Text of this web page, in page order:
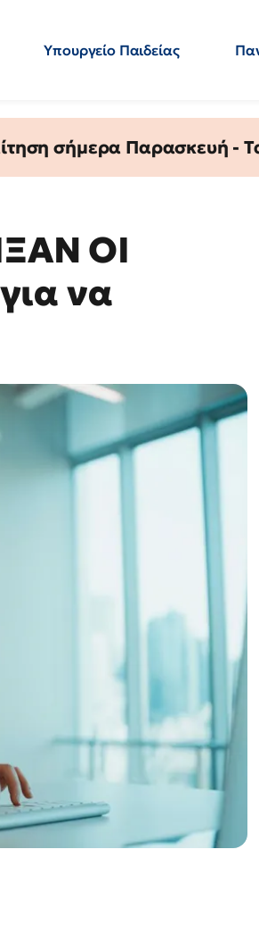
Υπουργείο Παιδείας
σήμερα Παρασκευή -
ΟΙ
να